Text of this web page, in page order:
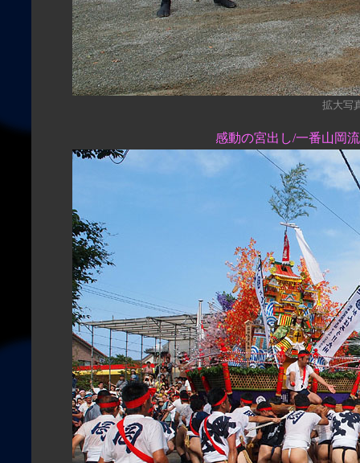
拡大写
感動の宮出し/一番山岡